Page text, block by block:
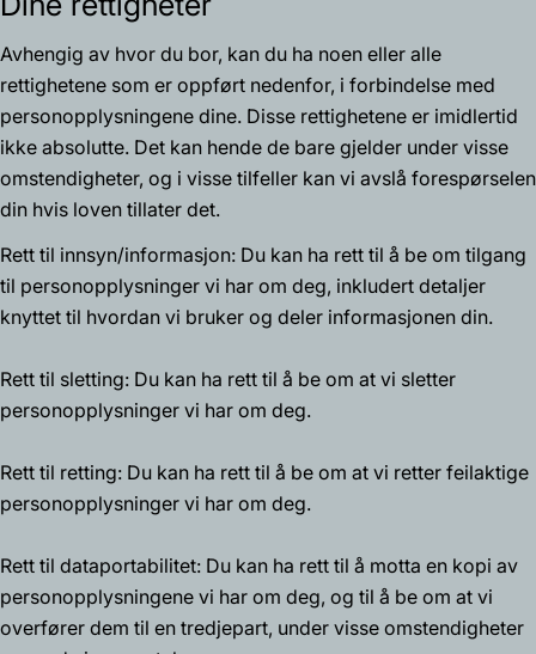
Avhengig av hvor du bor, kan du ha noen eller alle
rettighetene som er oppført nedenfor, i forbindelse med
personopplysningene dine. Disse rettighetene er imidlertid
ikke absolutte. Det kan hende de bare gjelder under visse
omstendigheter, og i visse tilfeller kan vi avslå forespørselen
din hvis loven tillater det.
Rett til innsyn/informasjon: Du kan ha rett til å be om tilgang
til personopplysninger vi har om deg, inkludert detaljer
knyttet til hvordan vi bruker og deler informasjonen din.
Rett til sletting: Du kan ha rett til å be om at vi sletter
personopplysninger vi har om deg.
Rett til retting: Du kan ha rett til å be om at vi retter feilaktige
personopplysninger vi har om deg.
Rett til dataportabilitet: Du kan ha rett til å motta en kopi av
personopplysningene vi har om deg, og til å be om at vi
overfører dem til en tredjepart, under visse omstendigheter